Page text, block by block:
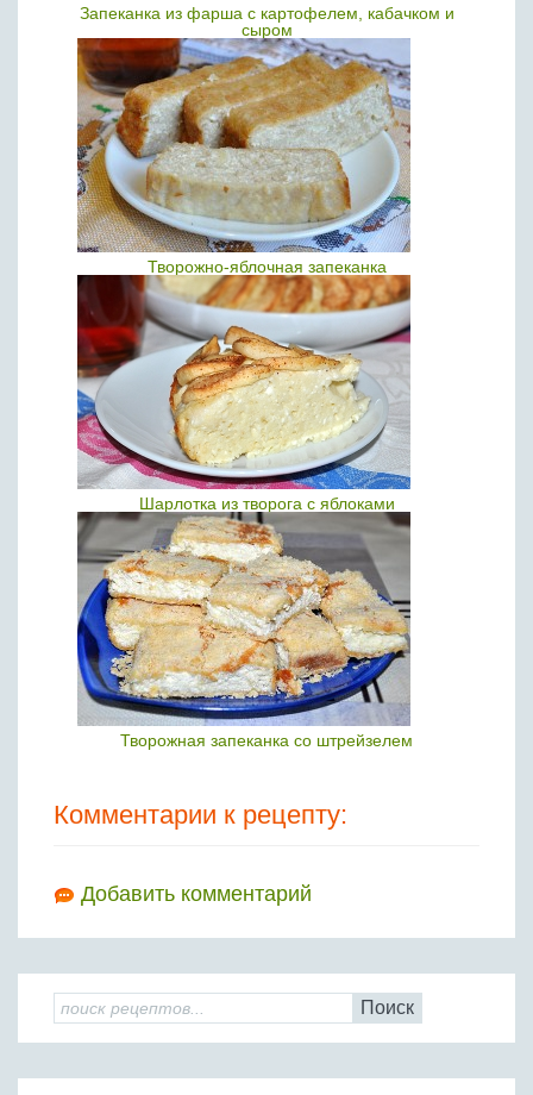
Запеканка из фарша с картофелем, кабачком и
сыром
Творожно-яблочная запеканка
Шарлотка из творога с яблоками
Творожная запеканка со штрейзелем
Комментарии к рецепту:
Добавить комментарий
Поиск